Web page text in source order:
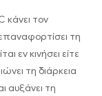
κάνει τον
τη
εν κινήσει είτε
τη διάρκεια
αυξάνει τη